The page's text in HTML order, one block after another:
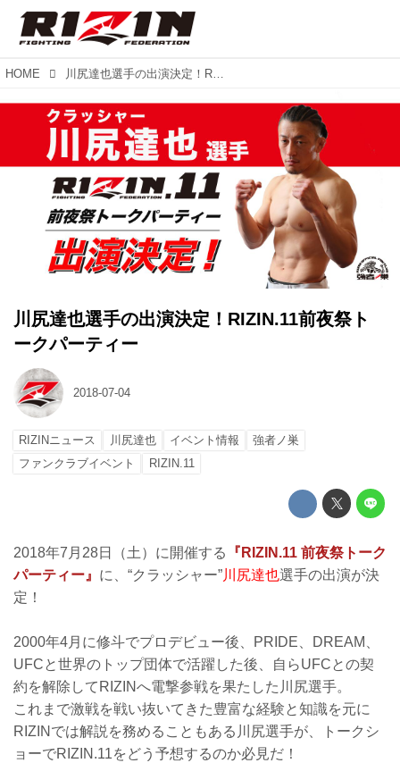
HOME 川尻達也選手の出演決定！RIZIN.11前夜祭トークパーティー
川尻達也選手の出演決定！RIZIN.11前夜祭ト
ークパーティー
2018-07-04
RIZINニュース 川尻達也 イベント情報
強者ノ巣
ファンクラブイベント
RIZIN.11
2018年7月28日（土）に開催する
『RIZIN.11 前夜祭トーク
パーティー』 に、“クラッシャー”川尻達也選手の出演が決
定！
2000年4月に修斗でプロデビュー後、PRIDE、DREAM、
UFCと世界のトップ団体で活躍した後、自らUFCとの契
約を解除してRIZINへ電撃参戦を果たした川尻選手。
これまで激戦を戦い抜いてきた豊富な経験と知識を元に
RIZINでは解説を務めることもある川尻選手が、トークシ
ョーでRIZIN.11をどう予想するのか必見だ！